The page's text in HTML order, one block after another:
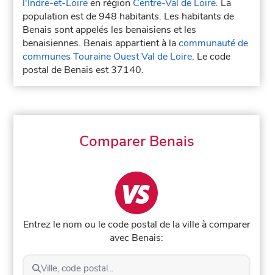
l'Indre-et-Loireen région Centre-Val de Loire. La
population est de 948 habitants. Les habitants de
Benais sont appelés les benaisiens et les
benaisiennes. Benais appartient à lacommunauté de
communes Touraine Ouest Val de Loire. Le code
postal de Benais est 37140.
Comparer Benais
Entrez le nom ou le code postal de la ville à comparer
avec Benais:
Ville, code postal...